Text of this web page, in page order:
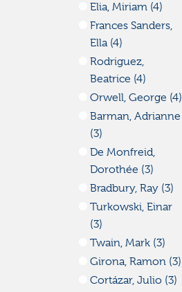
Elia, Miriam (4)
Frances Sanders,
Ella (4)
Rodriguez,
Beatrice (4)
Orwell, George (4)
Barman, Adrianne
(3)
De Monfreid,
Dorothée (3)
Bradbury, Ray (3)
Turkowski, Einar
(3)
Twain, Mark (3)
Girona, Ramon (3)
Cortázar, Julio (3)